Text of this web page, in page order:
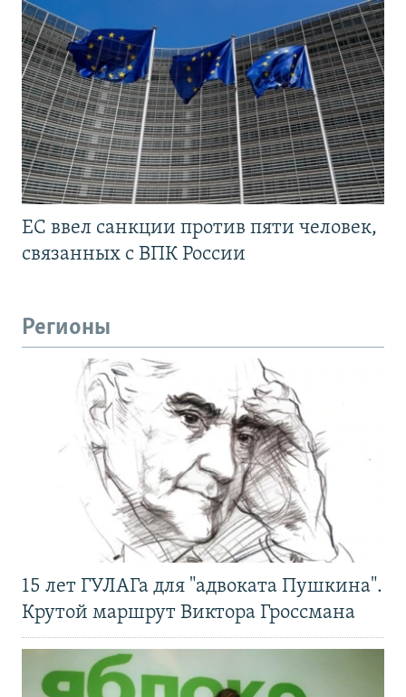
ЕС ввел санкции против пяти человек,
связанных с ВПК России
Регионы
15 лет ГУЛАГа для "адвоката Пушкина".
Крутой маршрут Виктора Гроссмана